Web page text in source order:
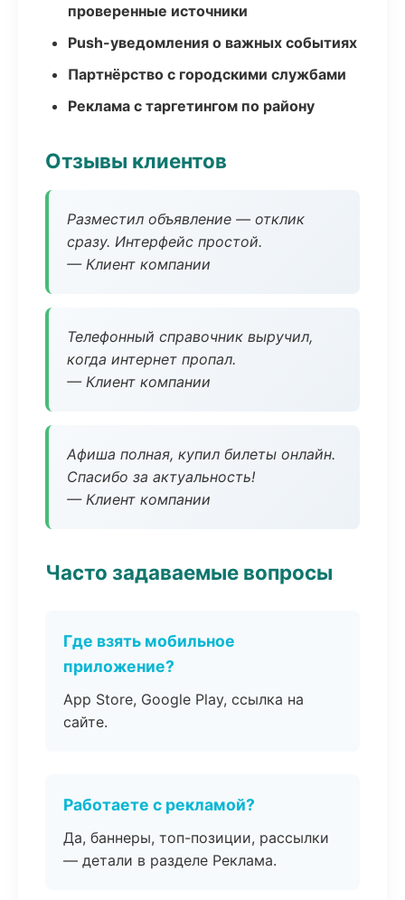
проверенные источники
Push-уведомления о важных событиях
Партнёрство с городскими службами
Реклама с таргетингом по району
Отзывы клиентов
Разместил объявление — отклик
сразу. Интерфейс простой.
— Клиент компании
Телефонный справочник выручил,
когда интернет пропал.
— Клиент компании
Афиша полная, купил билеты онлайн.
Спасибо за актуальность!
— Клиент компании
Часто задаваемые вопросы
Где взять мобильное
приложение?
App Store, Google Play, ссылка на
сайте.
Работаете с рекламой?
Да, баннеры, топ-позиции, рассылки
— детали в разделе Реклама.